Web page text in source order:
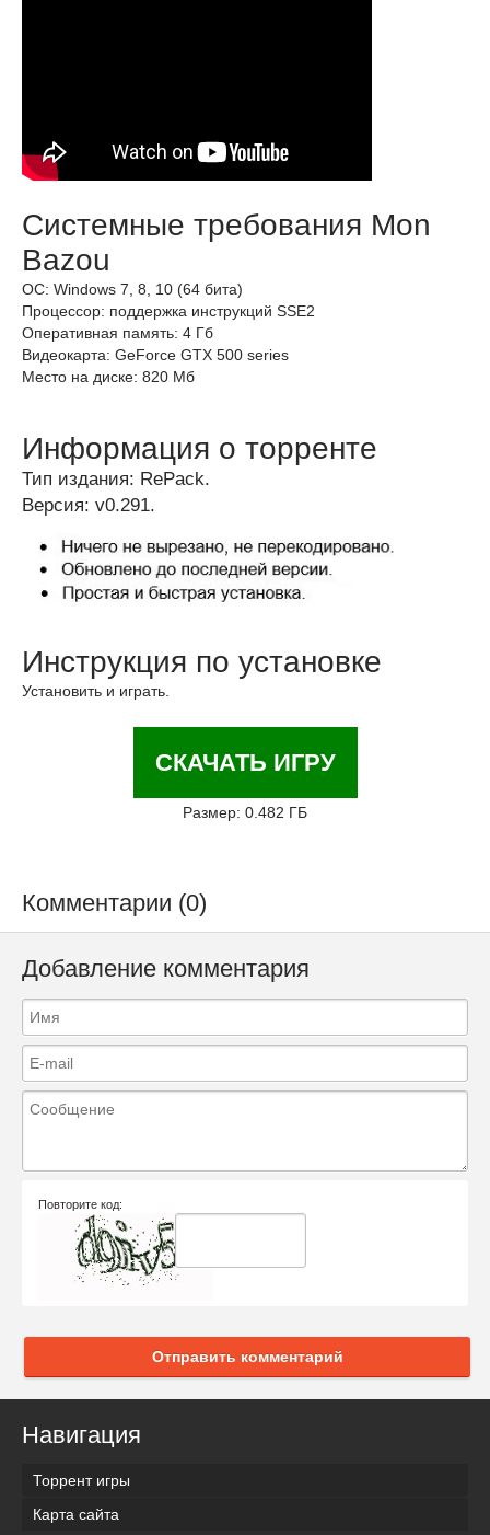
Системные требования Mon
Bazou
ОС: Windows 7, 8, 10 (64 бита)
Процессор: поддержка инструкций SSE2
Оперативная память: 4 Гб
Видеокарта: GeForce GTX 500 series
Место на диске: 820 Мб
Информация о торренте
Тип издания: RePack.
Версия: v0.291.
Инструкция по установке
Установить и играть.
СКАЧАТЬ ИГРУ
Размер: 0.482 ГБ
Комментарии (0)
Добавление комментария
Повторите код:
Отправить комментарий
Навигация
Торрент игры
Карта сайта